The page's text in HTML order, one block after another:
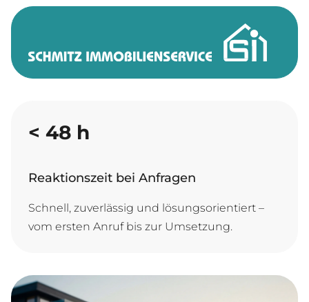
< 48 h
Reaktionszeit bei Anfragen
Schnell, zuverlässig und lösungsorientiert –
vom ersten Anruf bis zur Umsetzung.